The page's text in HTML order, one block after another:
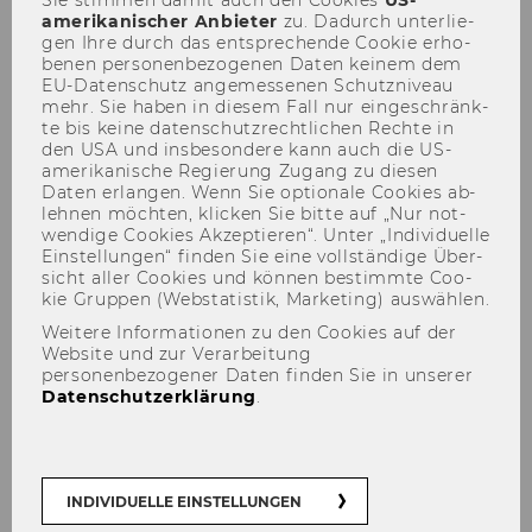
ÖFFENTLICHKEIT
„The End of Humanity“
TEILEN
23. Oktober 2024
amerikanischer An­bie­ter zu. Da­durch un­ter­lie­
gen Ihre durch das ent­spre­chen­de Coo­kie er­ho­
be­nen per­so­nen­be­zo­ge­nen Daten kei­nem dem
EU-​Datenschutz an­ge­mes­se­nen Schutz­ni­veau
mehr. Sie haben in die­sem Fall nur ein­ge­schränk­
te bis keine da­ten­schutz­recht­li­chen Rech­te in
den USA und ins­be­son­de­re kann auch die US-​
amerikanische Re­gie­rung Zu­gang zu die­sen
Daten er­lan­gen. Wenn Sie op­tio­na­le Coo­kies ab­
leh­nen möch­ten, kli­cken Sie bitte auf „Nur not­
wen­di­ge Coo­kies Ak­zep­tie­ren“. Unter „In­di­vi­du­el­le
Ein­stel­lun­gen“ fin­den Sie eine voll­stän­di­ge Über­
sicht aller Coo­kies und kön­nen be­stimm­te Coo­
kie Grup­pen (Web­sta­tis­tik, Mar­ke­ting) aus­wäh­len.
Weitere Informationen zu den Cookies auf der
Website und zur Verarbeitung
personenbezogener Daten finden Sie in unserer
Datenschutzerklärung.
INDIVIDUELLE EINSTELLUNGEN